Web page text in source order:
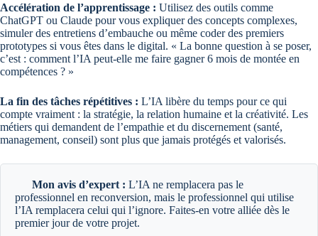
Accélération de l’apprentissage : Utilisez des outils comme
ChatGPT ou Claude pour vous expliquer des concepts complexes,
simuler des entretiens d’embauche ou même coder des premiers
prototypes si vous êtes dans le digital. « La bonne question à se poser,
c’est : comment l’IA peut-elle me faire gagner 6 mois de montée en
compétences ? »
La fin des tâches répétitives : L’IA libère du temps pour ce qui
compte vraiment : la stratégie, la relation humaine et la créativité. Les
métiers qui demandent de l’empathie et du discernement (santé,
management, conseil) sont plus que jamais protégés et valorisés.
Mon avis d’expert : L’IA ne remplacera pas le
professionnel en reconversion, mais le professionnel qui utilise
l’IA remplacera celui qui l’ignore. Faites-en votre alliée dès le
premier jour de votre projet.